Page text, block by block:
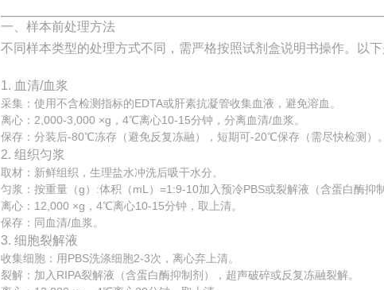
一、样本前处理方法
不同样本类型的处理方式不同，需严格按照试剂盒说明书操作。以
1. 血清/血浆
采集：使用不含检测指标的EDTA或肝素抗凝管收集血液，避免溶血。
离心：2,000-3,000 ×g，4℃离心10-15分钟，分离血清/血浆。
保存：分装后-80℃冻存（避免反复冻融），短期可-20℃保存（需尽快检测）。
2. 组织匀浆
取材：新鲜组织，生理盐水冲洗后吸干水分。
匀浆：按重量（g）:体积（mL）=1:9-10加入预冷PBS或裂解液（含蛋白酶抑
离心：12,000 ×g，4℃离心10-15分钟，取上清。
保存：同血清/血浆。
3. 细胞裂解液
收集细胞：用PBS洗涤细胞2-3次，离心弃上清。
裂解：加入RIPA裂解液（含蛋白酶抑制剂），超声破碎或反复冻融裂解。